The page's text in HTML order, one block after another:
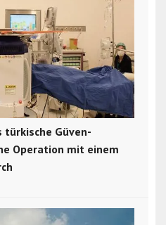
türkische Güven-
Operation mit einem